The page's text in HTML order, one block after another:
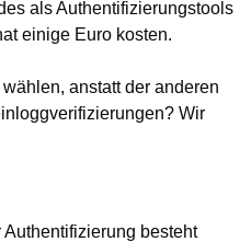
als Authentifizierungstools
einige Euro kosten.
anstatt der anderen
Wir
besteht